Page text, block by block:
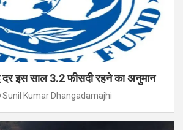
दर इस साल 3.2 फीसदी रहने का अनुमान
Sunil Kumar Dhangadamajhi